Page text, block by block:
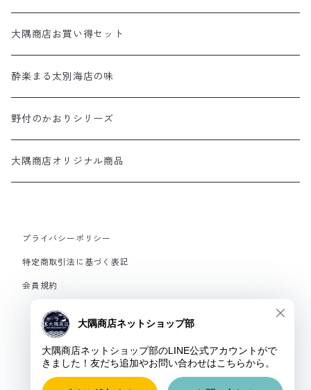
大隅商店お買い得セット
酔楽まる太別海店の味
野付のかおりシリーズ
大隅商店オリジナル商品
プライバシーポリシー
特定商取引法に基づく表記
会員規約